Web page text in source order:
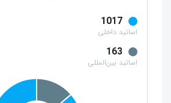
1017
اساتید داخلی
163
اساتید بین‌المللی